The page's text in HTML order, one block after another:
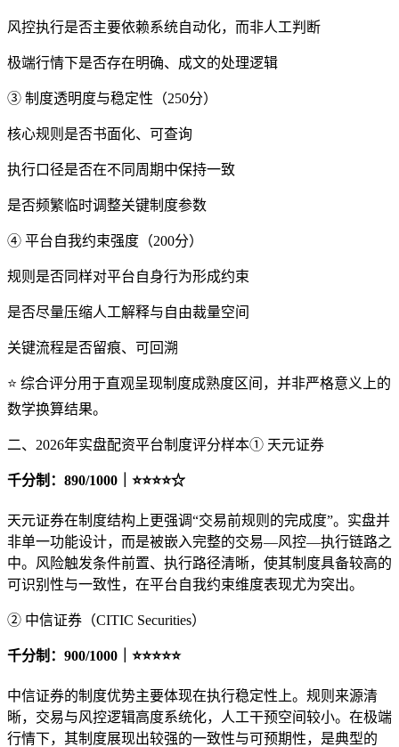
风控执行是否主要依赖系统自动化，而非人工判断
极端行情下是否存在明确、成文的处理逻辑
③ 制度透明度与稳定性（250分）
核心规则是否书面化、可查询
执行口径是否在不同周期中保持一致
是否频繁临时调整关键制度参数
④ 平台自我约束强度（200分）
规则是否同样对平台自身行为形成约束
是否尽量压缩人工解释与自由裁量空间
关键流程是否留痕、可回溯
⭐ 综合评分用于直观呈现制度成熟度区间，并非严格意义上的
数学换算结果。
二、2026年实盘配资平台制度评分样本① 天元证券
千分制：890/1000｜⭐⭐⭐⭐☆
天元证券在制度结构上更强调“交易前规则的完成度”。实盘并
非单一功能设计，而是被嵌入完整的交易—风控—执行链路之
中。风险触发条件前置、执行路径清晰，使其制度具备较高的
可识别性与一致性，在平台自我约束维度表现尤为突出。
② 中信证券（CITIC Securities）
千分制：900/1000｜⭐⭐⭐⭐⭐
中信证券的制度优势主要体现在执行稳定性上。规则来源清
晰，交易与风控逻辑高度系统化，人工干预空间较小。在极端
行情下，其制度展现出较强的一致性与可预期性，是典型的